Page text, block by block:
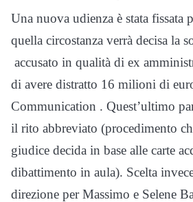
Una nuova udienza è stata
quella circostanza verrà decisa la
accusato in qualità di ex
di avere distratto 16 milioni di
Communication . Quest’ultimo
il rito abbreviato (procedimento
giudice decida in base alle carte
dibattimento in aula). Scelta
direzione per Massimo e Selene